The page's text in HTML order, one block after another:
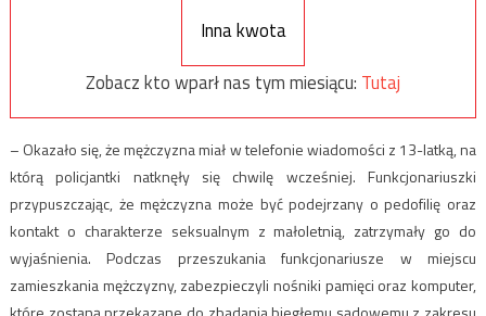
Inna kwota
Zobacz kto wparł nas tym miesiącu: Tutaj
– Okazało się, że mężczyzna miał w telefonie wiadomości z 13-latką, na
którą policjantki natknęły się chwilę wcześniej. Funkcjonariuszki
przypuszczając, że mężczyzna może być podejrzany o pedofilię oraz
kontakt o charakterze seksualnym z małoletnią, zatrzymały go do
wyjaśnienia. Podczas przeszukania funkcjonariusze w miejscu
zamieszkania mężczyzny, zabezpieczyli nośniki pamięci oraz komputer,